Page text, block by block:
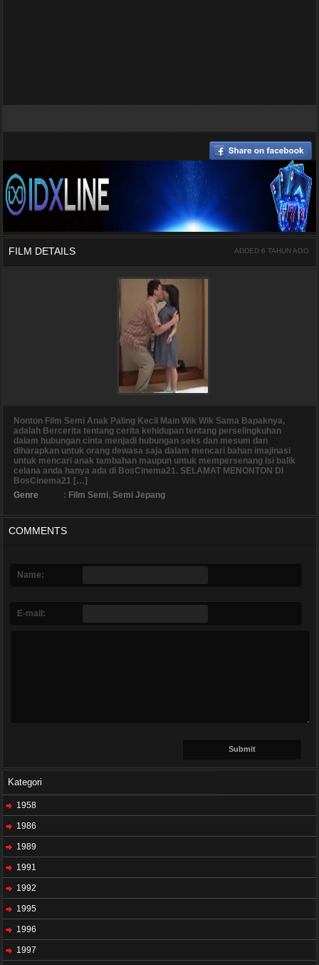
FILM DETAILS ADDED 6 TAHUN AGO
Nonton Film Semi Anak Paling Kecil Main Wik Wik Sama Bapaknya,
adalah Bercerita tentang cerita kehidupan tentang perselingkuhan
dalam hubungan cinta menjadi hubungan seks dan mesum dan
diharapkan untuk orang dewasa saja dalam mencari bahan imajinasi
untuk mencari anak tambahan maupun untuk mempersenang isi balik
celana anda hanya ada di BosCinema21. SELAMAT MENONTON DI
BosCinema21 […]
Genre
: Film Semi, Semi Jepang
COMMENTS
Name:
E-mail:
Kategori
1958
1986
1989
1991
1992
1995
1996
1997